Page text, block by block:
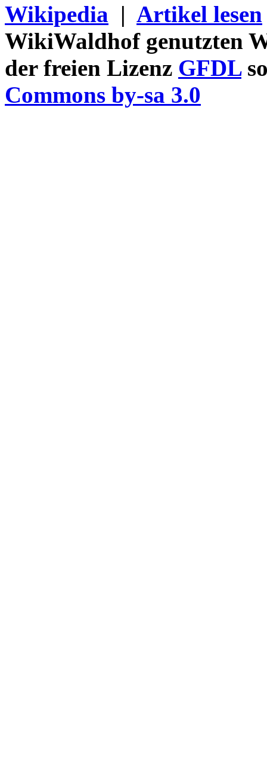
Wikipedia | Artikel lesen
WikiWaldhof genutzten
der freien Lizenz GFDL
Commons by-sa 3.0